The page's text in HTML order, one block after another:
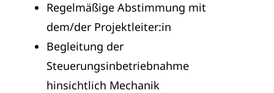
Regelmäßige Abstimmung mit
dem/der Projektleiter:in
Begleitung der
Steuerungsinbetriebnahme
hinsichtlich Mechanik